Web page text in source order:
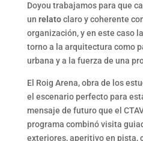
Doyou trabajamos para que
un relatoclaro y coherente
organización, y en este caso
torno a la arquitectura como
urbana y a la fuerza de una
El Roig Arena, obra de los
el escenario perfecto para
mensaje de futuro que el
programa combinó visita
exteriores, aperitivo en pista,